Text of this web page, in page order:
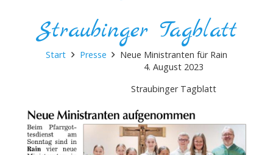
Straubinger Tagblatt
Start Presse
Neue Ministranten für Rain
4. August 2023
Straubinger Tagblatt